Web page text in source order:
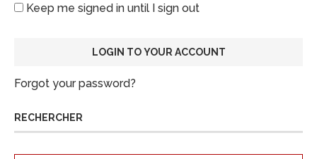
Keep me signed in until I sign out
Forgot your password?
RECHERCHER